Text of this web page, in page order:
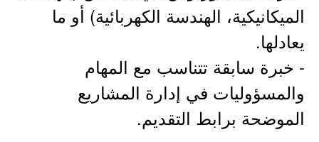
الميكانيكية، الهندسة الكهربائية) أو ما
يعادلها.
- خبرة سابقة تتناسب مع المهام
والمسؤوليات في إدارة المشاريع
الموضحة برابط التقديم.